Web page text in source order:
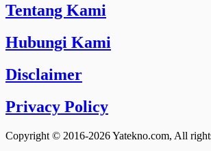
Tentang Kami
Hubungi Kami
Disclaimer
Privacy Policy
Copyright © 2016-2026 Yatekno.com, All